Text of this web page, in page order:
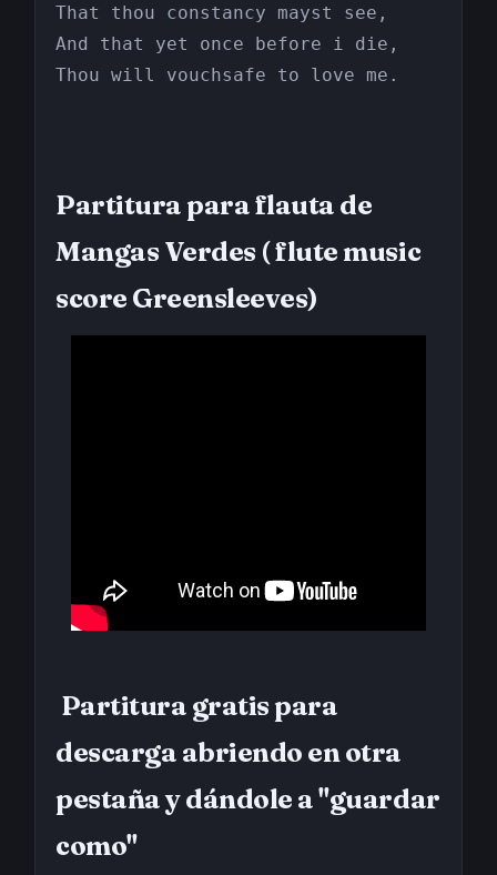
That thou constancy mayst see,
And that yet once before i die,
Partitura para flauta de
Mangas Verdes ( flute music
score Greensleeves)
Partitura gratis para
descarga abriendo en otra
pestaña y dándole a "guardar
como"